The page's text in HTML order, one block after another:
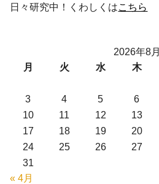
日々研究中！くわしくはこちら
2026年8月
月
火 水 木
3
4 5 6
10
11 12 13
17
18 19 20
24
25 26 27
31
« 4月